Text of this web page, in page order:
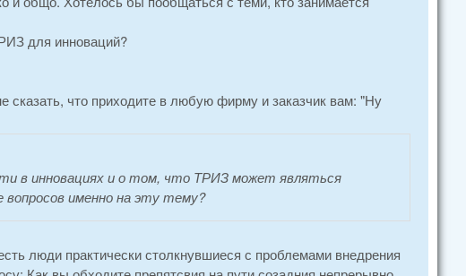
для инноваций?
что приходите в любую фирму и заказчик вам: "Ну
в инновациях и о том, что ТРИЗ может являться
именно на эту тему?
люди практически столкнувшиеся с проблемами внедрения